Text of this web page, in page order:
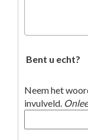
Bent u echt?
Neem het
invulveld.